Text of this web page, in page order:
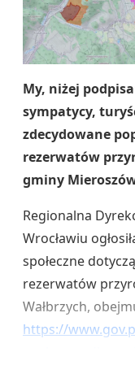
My, niżej
sympatycy,
zdecydowane
rezerwatów
gminy
Regionalna
Wrocławiu
społeczne
rezerwatów
Wałbrzych,
https://